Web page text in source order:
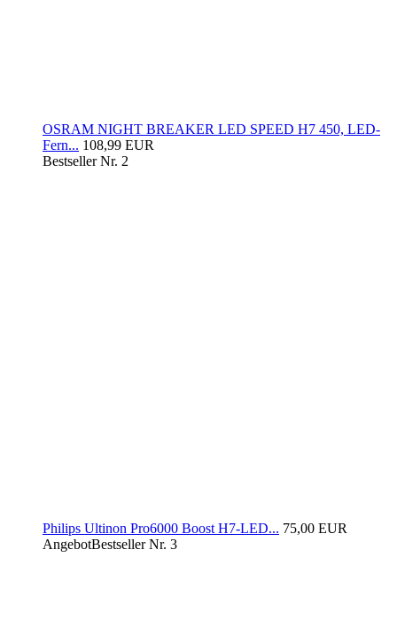
OSRAM NIGHT BREAKER LED SPEED H7 450, LED-
Fern... 108,99 EUR
Bestseller Nr. 2
Philips Ultinon Pro6000 Boost H7-LED... 75,00 EUR
AngebotBestseller Nr. 3